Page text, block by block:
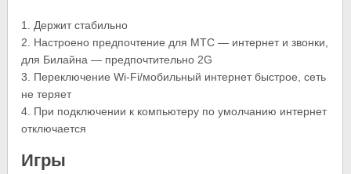
1. Держит стабильно
2. Настроено предпочтение для МТС — интернет и звонки,
для Билайна — предпочтительно 2G
3. Переключение Wi-Fi/мобильный интернет быстрое, сеть
не теряет
4. При подключении к компьютеру по умолчанию интернет
отключается
Игры